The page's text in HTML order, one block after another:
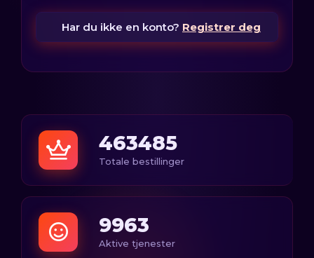
Har du ikke en konto? Registrer deg
463485
Totale bestillinger
9963
Aktive tjenester